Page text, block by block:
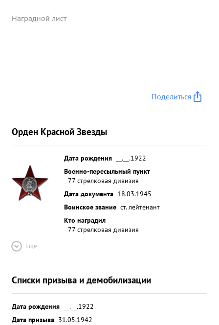
Наградной лист
Поделиться
Орден Красной Звезды
Дата рождения
__.__.1922
Военно-пересыльный пункт
77 стрелковая дивизия
Дата документа 18.03.1945
Воинское звание ст. лейтенант
Кто наградил
77 стрелковая дивизия
Ещё
Списки призыва и демобилизации
Дата рождения
__.__.1922
Дата призыва 31.05.1942